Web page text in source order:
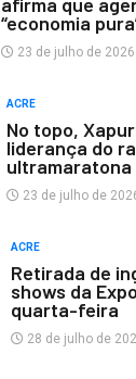
“economia
23 de julho de 2026
ACRE
No topo,
liderança do
ultramaratona
23 de julho de
ACRE
Retirada de
shows da
quarta-feira
28 de julho de